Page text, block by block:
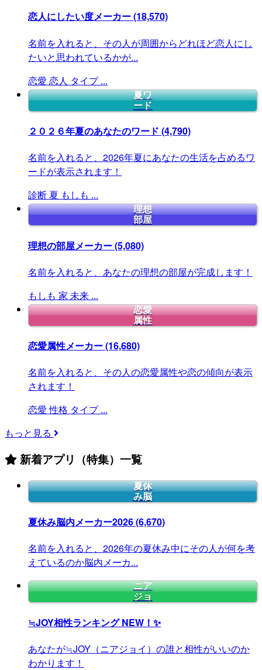
恋人にしたい度メーカー(18,570)
名前を入れると、その人が周囲からどれほど恋人にし
たいと思われているかが...
恋愛 恋人 タイプ ...
夏ワ
ード
２０２６年夏のあなたのワード (4,790)
名前を入れると、2026年夏にあなたの生活を占めるワ
ードが表示されます！
診断 夏 もしも ...
理想
部屋
理想の部屋メーカー(5,080)
名前を入れると、あなたの理想の部屋が完成します！
もしも 家 未来 ...
恋愛
属性
恋愛属性メーカー(16,680)
名前を入れると、その人の恋愛属性や恋の傾向が表示
されます！
恋愛 性格 タイプ ...
もっと見る
新着アプリ（特集）一覧
夏休
み脳
夏休み脳内メーカー2026(6,670)
名前を入れると、2026年の夏休み中にその人が何を考
えているのか脳内メーカ...
ニア
ジョ
≒JOY相性ランキングNEW！✨
あなたが≒JOY（ニアジョイ）の誰と相性がいいのか
わかります！